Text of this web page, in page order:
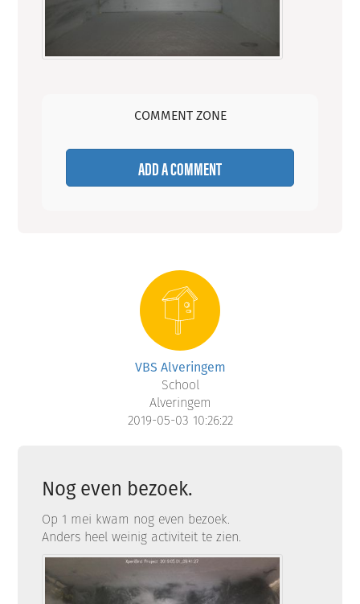
COMMENT ZONE
ADD A COMMENT
VBS Alveringem
School
Alveringem
2019-05-03 10:26:22
Nog even bezoek.
Op 1 mei kwam nog even bezoek.
Anders heel weinig activiteit te zien.